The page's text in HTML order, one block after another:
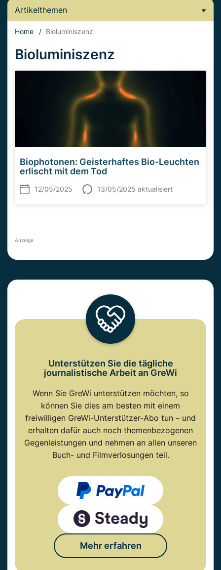
Artikelthemen
Home / Bioluminiszenz
Bioluminiszenz
Biophotonen: Geisterhaftes Bio-Leuchten
erlischt mit dem Tod
12/05/2025 13/05/2025 aktualisiert
Anzeige
Unterstützen Sie die tägliche
journalistische Arbeit an GreWi
Wenn Sie GreWi unterstützen möchten, so
können Sie dies am besten mit einem
freiwilligen GreWi-Unterstützer-Abo tun – und
erhalten dafür auch noch themenbezogenen
Gegenleistungen und nehmen an allen unseren
Buch- und Filmverlosungen teil.
Mehr erfahren